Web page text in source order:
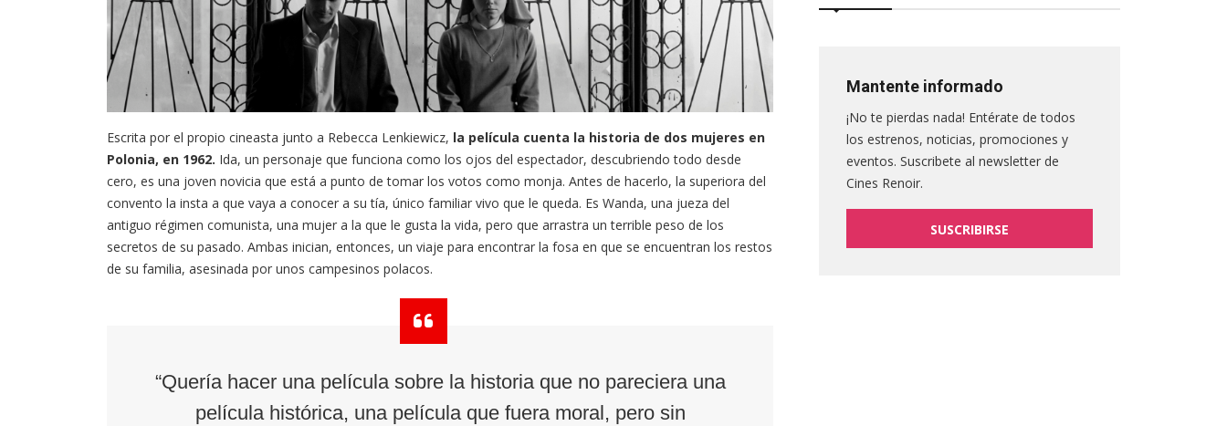
Escrita por el propio cineasta junto a Rebecca Lenkiewicz, la película cuenta la historia de dos mujeres en
Polonia, en 1962. Ida, un personaje que funciona como los ojos del espectador, descubriendo todo desde
cero, es una joven novicia que está a punto de tomar los votos como monja. Antes de hacerlo, la superiora del
convento la insta a que vaya a conocer a su tía, único familiar vivo que le queda. Es Wanda, una jueza del
antiguo régimen comunista, una mujer a la que le gusta la vida, pero que arrastra un terrible peso de los
secretos de su pasado. Ambas inician, entonces, un viaje para encontrar la fosa en que se encuentran los restos
de su familia, asesinada por unos campesinos polacos.
“Quería hacer una película sobre la historia que no pareciera una
película histórica, una película que fuera moral, pero sin
Mantente informado
¡No te pierdas nada! Entérate de todos
los estrenos, noticias, promociones y
eventos. Suscribete al newsletter de
Cines Renoir.
SUSCRIBIRSE